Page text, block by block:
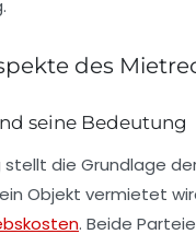
des
seine Bedeutung
stellt die Grundlage
Objekt vermietet
. Beide